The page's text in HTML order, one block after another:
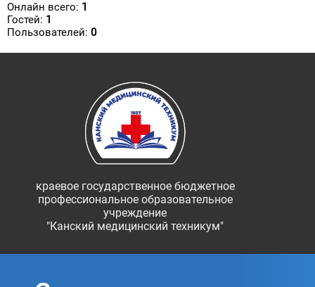
Онлайн всего: 1
Гостей: 1
Пользователей: 0
краевое государственное бюджетное
профессиональное образовательное
учреждение
"Канский медицинский техникум"